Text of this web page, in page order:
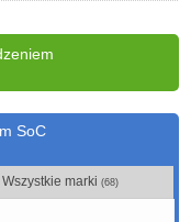
SoC
Wszystkie marki (68)